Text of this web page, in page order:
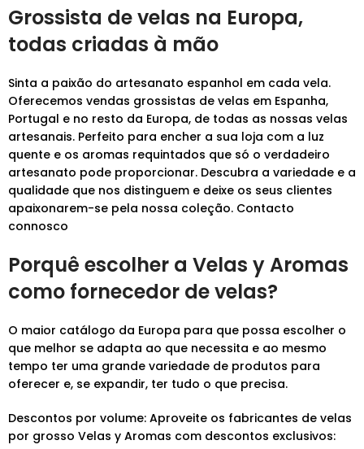
Grossista de velas na Europa,
todas criadas à mão
Sinta a paixão do artesanato espanhol em cada vela.
Oferecemos vendas grossistas de velas em Espanha,
Portugal e no resto da Europa, de todas as nossas velas
artesanais. Perfeito para encher a sua loja com a luz
quente e os aromas requintados que só o verdadeiro
artesanato pode proporcionar. Descubra a variedade e a
qualidade que nos distinguem e deixe os seus clientes
apaixonarem-se pela nossa coleção. Contacto
connosco
Porquê escolher a Velas y Aromas
como fornecedor de velas?
O maior catálogo da Europa para que possa escolher o
que melhor se adapta ao que necessita e ao mesmo
tempo ter uma grande variedade de produtos para
oferecer e, se expandir, ter tudo o que precisa.
Descontos por volume: Aproveite os fabricantes de velas
por grosso Velas y Aromas com descontos exclusivos: